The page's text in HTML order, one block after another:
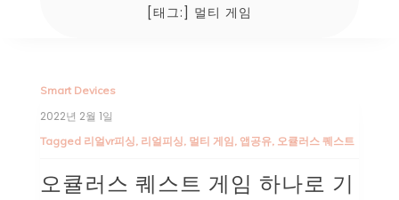
[태그:] 멀티 게임
Smart Devices
2022년 2월 1일
Tagged 리얼vr피싱, 리얼피싱, 멀티 게임, 앱공유, 오큘러스 퀘스트
오큘러스 퀘스트 게임 하나로 기